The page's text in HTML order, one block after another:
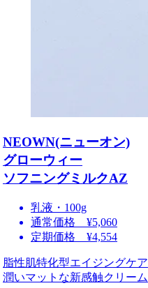
NEOWN(ニューオン)
グローウィー
ソフニングミルクAZ
乳液・100g
通常価格 ¥5,060
定期価格 ¥4,554
脂性肌特化型エイジングケア
潤いマットな新感触クリーム